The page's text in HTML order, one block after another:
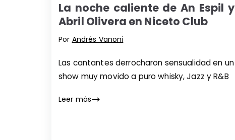
La noche caliente de An Espil y
Abril Olivera en Niceto Club
Por Andrés Vanoni
Las cantantes derrocharon sensualidad en un
show muy movido a puro whisky, Jazz y R&B
Leer más